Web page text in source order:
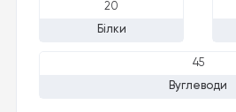
20
Білки
45
Вуглеводи